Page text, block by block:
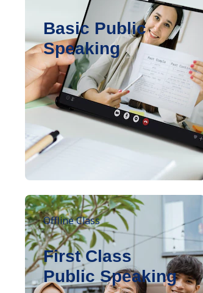
Basic Public
Speaking
Offline Class
First Class
Public Speaking